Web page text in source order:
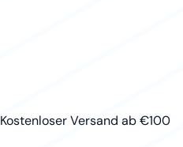
Kostenloser Versand ab €100